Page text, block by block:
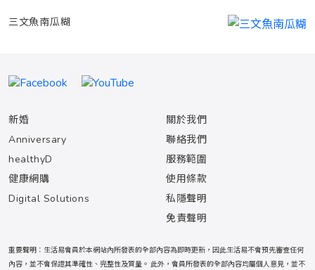
三文魚南瓜糊
新婚
Anniversary
healthyD
健康網購
Digital Solutions
關於我們
聯絡我們
服務範圍
使用條款
私隱聲明
免責聲明
重要聲明：生活易會員於本網站內所發表的全部內容為即時更新，因此生活易不會預先審查任何
內容，並不會保證其準確性、完整性及質量。 此外，會員所發表的全部內容均屬個人意見，並不